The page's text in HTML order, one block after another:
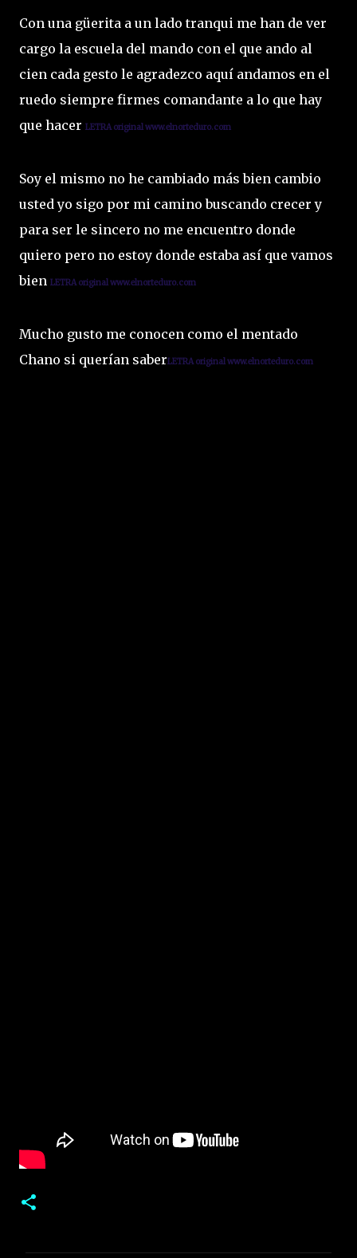
Con una güerita a un lado tranqui me han de ver
cargo la escuela del mando con el que ando al
cien cada gesto le agradezco aquí andamos en el
ruedo siempre firmes comandante a lo que hay
que hacer LETRA original www.elnorteduro.com
Soy el mismo no he cambiado más bien cambio
usted yo sigo por mi camino buscando crecer y
para ser le sincero no me encuentro donde
quiero pero no estoy donde estaba así que vamos
bien LETRA original www.elnorteduro.com
Mucho gusto me conocen como el mentado
Chano si querían saberLETRA original www.elnorteduro.com